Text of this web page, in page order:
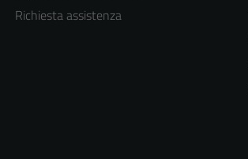
Richiesta assistenza